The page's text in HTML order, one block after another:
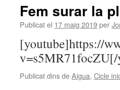
Fem surar la
Publicat el 17 maig 2019per
[youtube]https://
v=s5MR71focZU[/
Publicat dins deAigua, Cicle